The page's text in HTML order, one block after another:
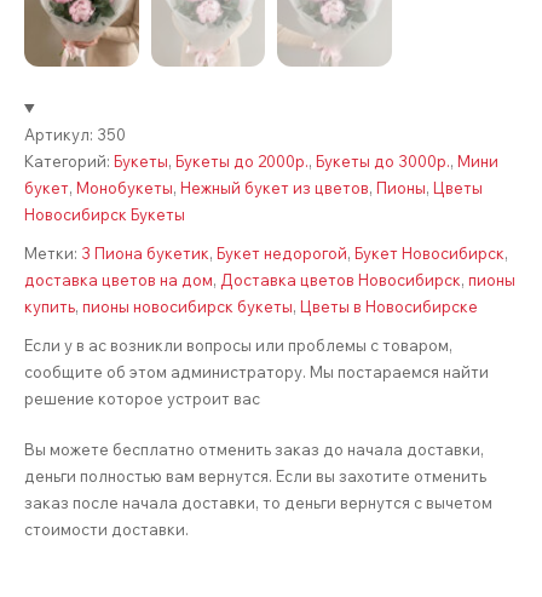
Артикул: 350
Категорий: Букеты, Букеты до 2000р., Букеты до 3000р., Мини
букет, Монобукеты, Нежный букет из цветов, Пионы, Цветы
Новосибирск Букеты
Метки: 3 Пиона букетик, Букет недорогой, Букет Новосибирск,
доставка цветов на дом, Доставка цветов Новосибирск, пионы
купить, пионы новосибирск букеты, Цветы в Новосибирске
Если у в ас возникли вопросы или проблемы с товаром,
сообщите об этом администратору. Мы постараемся найти
решение которое устроит вас
Вы можете бесплатно отменить заказ до начала доставки,
деньги полностью вам вернутся. Если вы захотите отменить
заказ после начала доставки, то деньги вернутся с вычетом
стоимости доставки.